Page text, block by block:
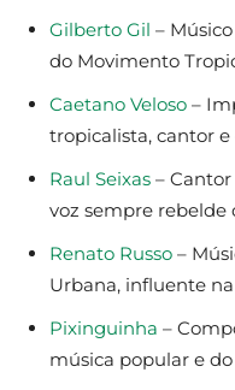
Gilberto Gil –
do Movimento
Caetano Veloso –
tropicalista, cantor
Raul Seixas –
voz sempre rebelde
Renato Russo –
Urbana, influente
Pixinguinha –
música popular e